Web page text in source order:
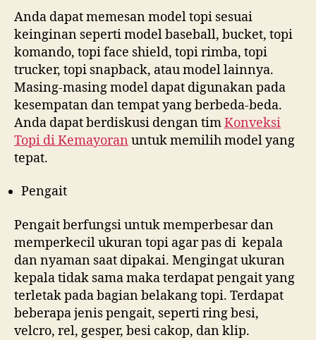
Anda dapat memesan model topi sesuai
keinginan seperti model baseball, bucket, topi
komando, topi face shield, topi rimba, topi
trucker, topi snapback, atau model lainnya.
Masing-masing model dapat digunakan pada
kesempatan dan tempat yang berbeda-beda.
Anda dapat berdiskusi dengan timKonveksi
Topi diKemayoran untuk memilih model yang
tepat.
Pengait
Pengait berfungsi untuk memperbesar dan
memperkecil ukuran topi agar pas di kepala
dan nyaman saat dipakai. Mengingat ukuran
kepala tidak sama maka terdapat pengait yang
terletak pada bagian belakang topi. Terdapat
beberapa jenis pengait, seperti ring besi,
velcro, rel, gesper, besi cakop, dan klip.